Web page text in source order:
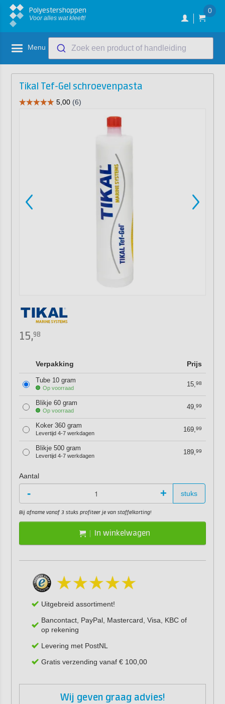
Polyestershoppen
Voor alles wat kleeft!
0
Menu Zoek een product of handleiding
Tikal Tef-Gel schroevenpasta
15,98
Verpakking Prijs
Tube 10 gram
Op voorraad 15,98
Blikje 60 gram
Op voorraad 49,99
Koker 360 gram
Levertijd 4-7 werkdagen 169,99
Blikje 500 gram
Levertijd 4-7 werkdagen 189,99
Aantal
- + stuks
Bij afname vanaf 3 stuks profiteer je van staffelkorting!
In winkelwagen
Uitgebreid assortiment!
Bancontact, PayPal, Mastercard, Visa, KBC of
op rekening
Levering met PostNL
Gratis verzending vanaf € 100,00
Wij geven graag advies!